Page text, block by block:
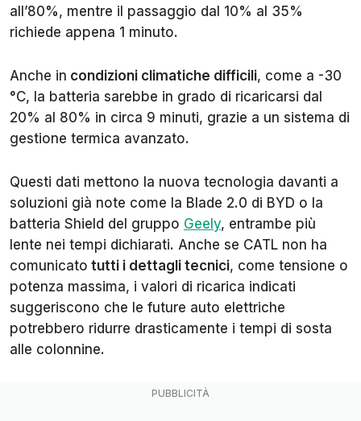
all’80%, mentre il passaggio dal 10% al 35%
richiede appena 1 minuto.
Anche in condizioni climatiche difficili, come a -30
°C, la batteria sarebbe in grado di ricaricarsi dal
20% al 80% in circa 9 minuti, grazie a un sistema di
gestione termica avanzato.
Questi dati mettono la nuova tecnologia davanti a
soluzioni già note come la Blade 2.0 di BYD o la
batteria Shield del gruppo Geely, entrambe più
lente nei tempi dichiarati. Anche se CATL non ha
comunicato tutti i dettagli tecnici, come tensione o
potenza massima, i valori di ricarica indicati
suggeriscono che le future auto elettriche
potrebbero ridurre drasticamente i tempi di sosta
alle colonnine.